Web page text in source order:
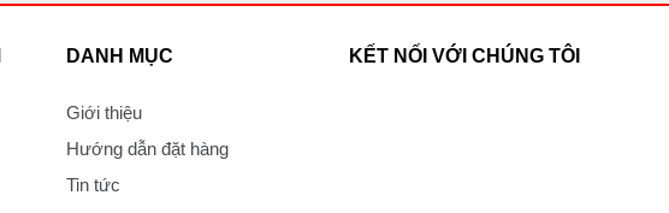
DANH MỤC
Giới thiệu
Hướng dẫn đặt hàng
Tin tức
KẾT NỐI VỚI CHÚNG TÔI